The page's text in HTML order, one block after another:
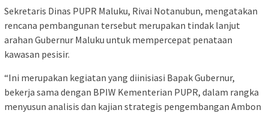
Sekretaris Dinas PUPR Maluku, Rivai Notanubun, mengatakan
rencana pembangunan tersebut merupakan tindak lanjut
arahan Gubernur Maluku untuk mempercepat penataan
kawasan pesisir.
“Ini merupakan kegiatan yang diinisiasi Bapak Gubernur,
bekerja sama dengan BPIW Kementerian PUPR, dalam rangka
menyusun analisis dan kajian strategis pengembangan Ambon